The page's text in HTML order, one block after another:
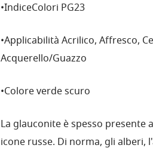
•IndiceColori PG23
•Applicabilità Acrilico, Affresco,
Acquerello/Guazzo
•Colore verde scuro
La glauconite è spesso
icone russe. Di norma, gli